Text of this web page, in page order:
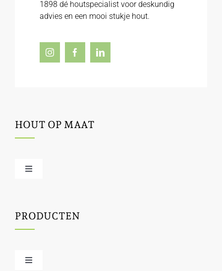
1898 dé houtspecialist voor deskundig
advies en een mooi stukje hout.
HOUT OP MAAT
Toggle
Houtbewerking
Houtinfo
PRODUCTEN
Toggle